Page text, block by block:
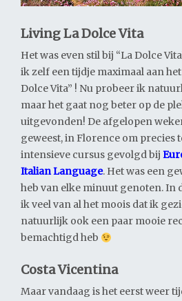
Living La Dolce Vita
Het was even stil bij “La Dolce
ik zelf een tijdje maximaal aan
Dolce Vita” ! Nu probeer ik
maar het gaat nog beter op de
uitgevonden! De afgelopen
geweest, in Florence om precies
intensieve cursus gevolgd bij
Italian Language. Het was een
heb van elke minuut genoten. In
ik veel van al het moois dat ik
natuurlijk ook een paar mooie
bemachtigd heb
Costa Vicentina
Maar vandaag is het eerst weer